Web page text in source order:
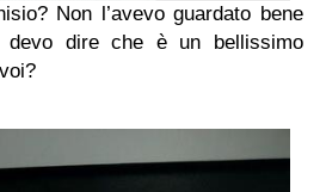
Non l’avevo guardato bene
devo dire che è un bellissimo